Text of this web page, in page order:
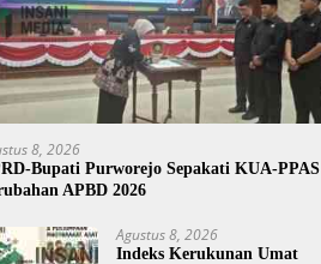
8, 2026
Bupati Purworejo Sepakati KUA-PPAS
APBD 2026
Agustus 8, 2026
Indeks Kerukunan Umat